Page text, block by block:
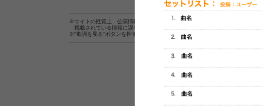
※サイトの性質上、公演情報およびセットリスト情報の正確性は保証されませ
掲載されている情報に誤りがある場合は、
※“歌詞を見る”ボタンを押すと、株式会社ページワンが運営する歌詞サイト「